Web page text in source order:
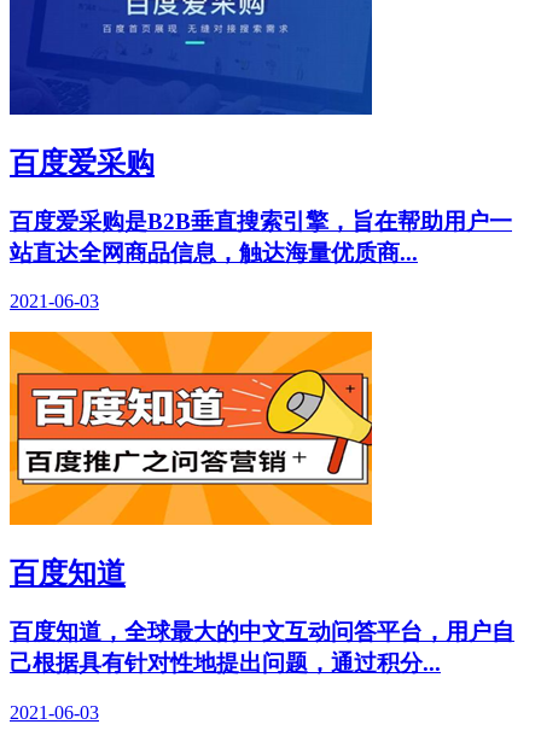
百度爱采购
百度爱采购是B2B垂直搜索引擎，旨在帮助用户一
站直达全网商品信息，触达海量优质商...
2021-06-03
百度知道
百度知道，全球最大的中文互动问答平台，用户自
己根据具有针对性地提出问题，通过积分...
2021-06-03